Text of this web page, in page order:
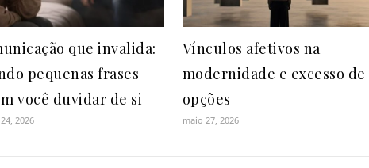
que invalida:
pequenas frases
você duvidar de si
2026
Vínculos afetivos na
modernidade e excesso de
opções
maio 27, 2026